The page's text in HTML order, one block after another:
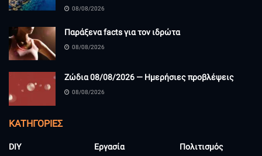
08/08/2026
Παράξενα facts για τον ιδρώτα
08/08/2026
Ζώδια 08/08/2026 — Ημερήσιες προβλέψεις
08/08/2026
KΑΤΗΓΟΡΊΕΣ
DIY
Εργασία
Πολιτισμός